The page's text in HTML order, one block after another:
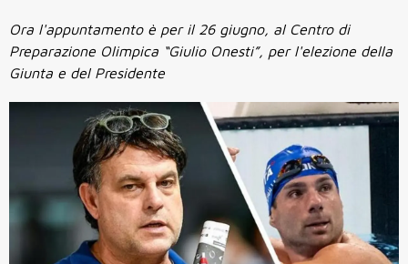
Ora l'appuntamento è per il 26 giugno, al Centro di
Preparazione Olimpica “Giulio Onesti”, per l'elezione della
Giunta e del Presidente